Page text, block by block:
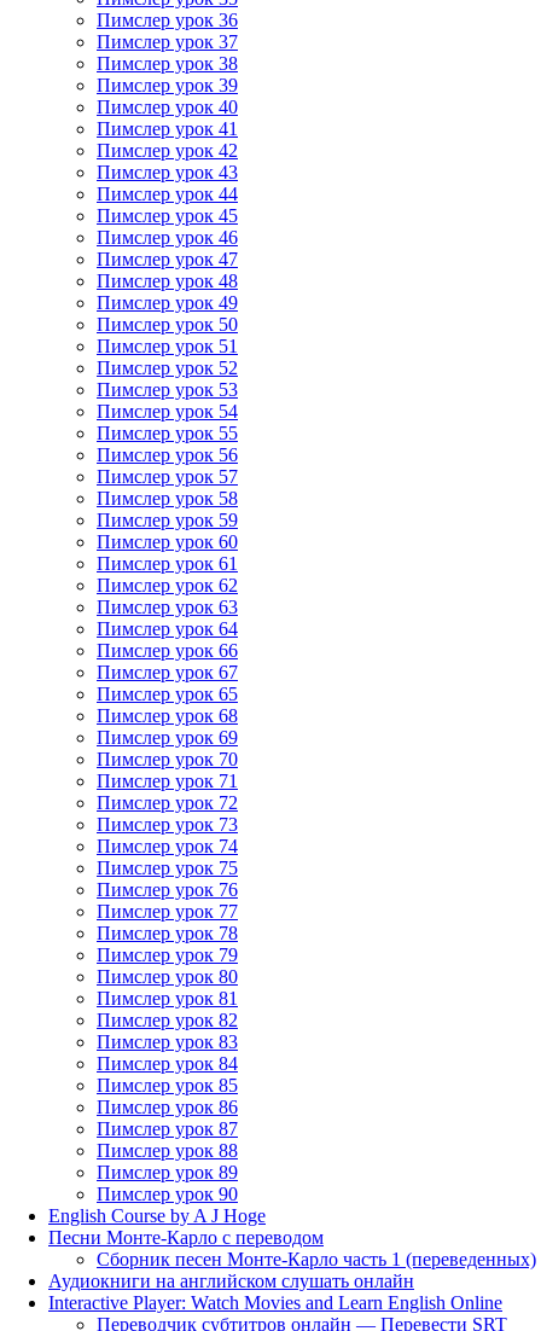
Пимслер урок 36
Пимслер урок 37
Пимслер урок 38
Пимслер урок 39
Пимслер урок 40
Пимслер урок 41
Пимслер урок 42
Пимслер урок 43
Пимслер урок 44
Пимслер урок 45
Пимслер урок 46
Пимслер урок 47
Пимслер урок 48
Пимслер урок 49
Пимслер урок 50
Пимслер урок 51
Пимслер урок 52
Пимслер урок 53
Пимслер урок 54
Пимслер урок 55
Пимслер урок 56
Пимслер урок 57
Пимслер урок 58
Пимслер урок 59
Пимслер урок 60
Пимслер урок 61
Пимслер урок 62
Пимслер урок 63
Пимслер урок 64
Пимслер урок 66
Пимслер урок 67
Пимслер урок 65
Пимслер урок 68
Пимслер урок 69
Пимслер урок 70
Пимслер урок 71
Пимслер урок 72
Пимслер урок 73
Пимслер урок 74
Пимслер урок 75
Пимслер урок 76
Пимслер урок 77
Пимслер урок 78
Пимслер урок 79
Пимслер урок 80
Пимслер урок 81
Пимслер урок 82
Пимслер урок 83
Пимслер урок 84
Пимслер урок 85
Пимслер урок 86
Пимслер урок 87
Пимслер урок 88
Пимслер урок 89
Пимслер урок 90
English Course by A J Hoge
Песни Монте-Карло с переводом
Сборник песен Монте-Карло часть 1 (переведенных)
Аудиокниги на английском слушать онлайн
Interactive Player: Watch Movies and Learn English Online
Переводчик субтитров онлайн — Перевести SRT